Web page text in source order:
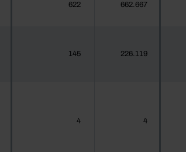
622 662.667
145 226.119
4 4